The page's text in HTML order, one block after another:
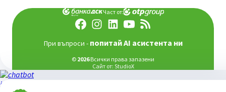
Част от:
При въпроси - попитай AI асистента ни
© 2026Всички права запазени
Сайт от: StudioX